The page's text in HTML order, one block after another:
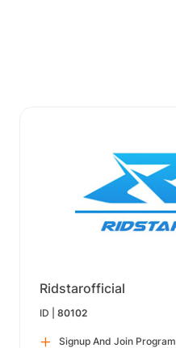
Ridstarofficial
ID | 80102
Signup And Join Program